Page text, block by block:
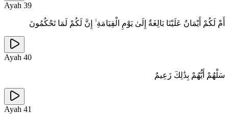
Ayah 39
أَمْ لَكُمْ أَيْمَانٌ عَلَيْنَا بَالِغَةٌ إِلَىٰ يَوْمِ الْقِيَامَةِ ۙ إِنَّ لَكُمْ لَمَا تَحْكُمُونَ
Ayah 40
سَلْهُمْ أَيُّهُمْ بِذَٰلِكَ زَعِيمٌ
Ayah 41